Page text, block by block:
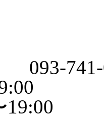
093-
19:00